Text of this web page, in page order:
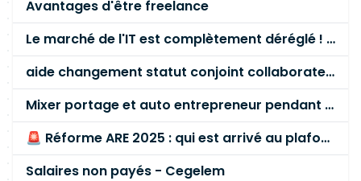
Avantages d'être freelance
Le marché de l'IT est complètement déréglé ! STOP à cette mascarade ! Il faut s'unir et résister !
aide changement statut conjoint collaborateur
Mixer portage et auto entrepreneur pendant des années - quel risque ?
🚨 Réforme ARE 2025 : qui est arrivé au plafond des 60 % en gardant son entreprise ?
Salaires non payés - Cegelem